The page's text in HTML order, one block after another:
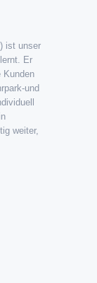
ist unser
Er
Kunden
und
weiter,